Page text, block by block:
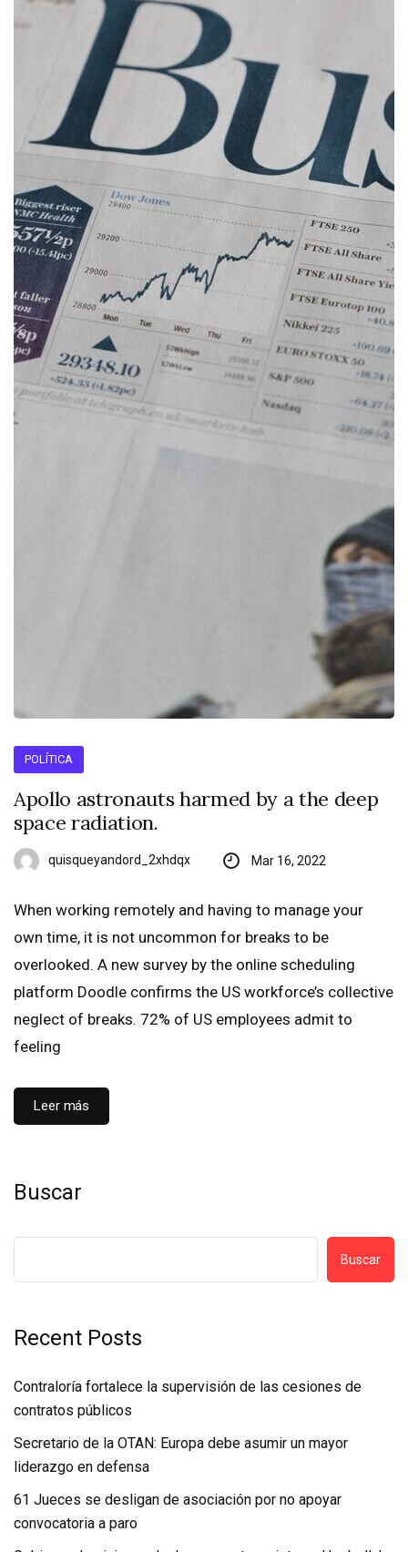
POLÍTICA
Apollo astronauts harmed by a the deep
space radiation.
quisqueyandord_2xhdqx Mar 16, 2022
When working remotely and having to manage your
own time, it is not uncommon for breaks to be
overlooked. A new survey by the online scheduling
platform Doodle confirms the US workforce’s collective
neglect of breaks. 72% of US employees admit to
feeling
Leer más
Buscar
Buscar
Recent Posts
Contraloría fortalece la supervisión de las cesiones de
contratos públicos
Secretario de la OTAN: Europa debe asumir un mayor
liderazgo en defensa
61 Jueces se desligan de asociación por no apoyar
convocatoria a paro